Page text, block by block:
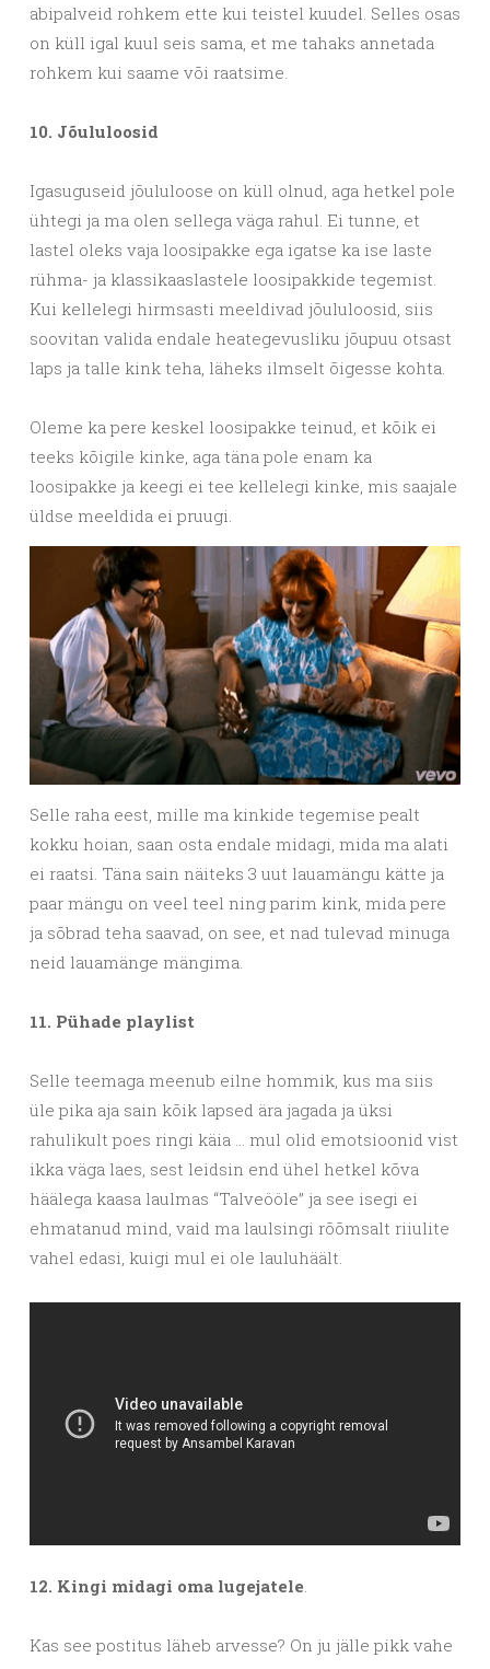
abipalveid rohkem ette kui teistel kuudel. Selles osas
on küll igal kuul seis sama, et me tahaks annetada
rohkem kui saame või raatsime.
10. Jõululoosid
Igasuguseid jõululoose on küll olnud, aga hetkel pole
ühtegi ja ma olen sellega väga rahul. Ei tunne, et
lastel oleks vaja loosipakke ega igatse ka ise laste
rühma- ja klassikaaslastele loosipakkide tegemist.
Kui kellelegi hirmsasti meeldivad jõululoosid, siis
soovitan valida endale heategevusliku jõupuu otsast
laps ja talle kink teha, läheks ilmselt õigesse kohta.
Oleme ka pere keskel loosipakke teinud, et kõik ei
teeks kõigile kinke, aga täna pole enam ka
loosipakke ja keegi ei tee kellelegi kinke, mis saajale
üldse meeldida ei pruugi.
Selle raha eest, mille ma kinkide tegemise pealt
kokku hoian, saan osta endale midagi, mida ma alati
ei raatsi. Täna sain näiteks 3 uut lauamängu kätte ja
paar mängu on veel teel ning parim kink, mida pere
ja sõbrad teha saavad, on see, et nad tulevad minuga
neid lauamänge mängima.
11. Pühade playlist
Selle teemaga meenub eilne hommik, kus ma siis
üle pika aja sain kõik lapsed ära jagada ja üksi
rahulikult poes ringi käia … mul olid emotsioonid vist
ikka väga laes, sest leidsin end ühel hetkel kõva
häälega kaasa laulmas “Talveööle” ja see isegi ei
ehmatanud mind, vaid ma laulsingi rõõmsalt riiulite
vahel edasi, kuigi mul ei ole lauluhäält.
12. Kingi midagi oma lugejatele.
Kas see postitus läheb arvesse? On ju jälle pikk vahe